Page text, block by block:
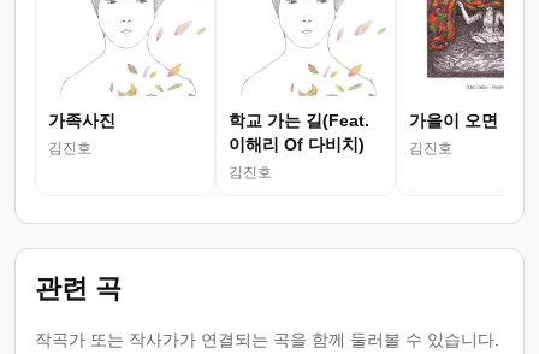
가족사진
김진호
학교 가는 길(Feat.
이해리 Of 다비치)
김진호
가을이 오면
김진호
관련 곡
작곡가 또는 작사가가 연결되는 곡을 함께 둘러볼 수 있습니다.